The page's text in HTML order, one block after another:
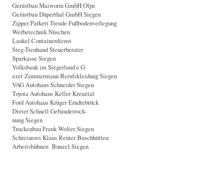
Gerüstbau Maiworm GmbH Olpe
Gerüstbau Düperthal GmbH Siegen
Zipper Parkett Treude Fußbodenverlegung
Werbetechnik Nüschen
Laukel Containerdienst
Sieg-Treuhand Steuerberater
Sparkasse Siegen
Volksbank im Siegerland e.G.
ezet Zimmermann Berufskleidung Siegen
VAG Autohaus Schneider Siegen
Toyota Autohaus Keller Kreuztal
Ford Autohaus Krüger Erndtebrück
Dieter Schnell Gebäudetrock-
nung Siegen
Trockenbau Frank Wolter Siegen
Schreinerei Klaus Reuter Buschhütten
Arbeitsbühnen Bunzel Siegen